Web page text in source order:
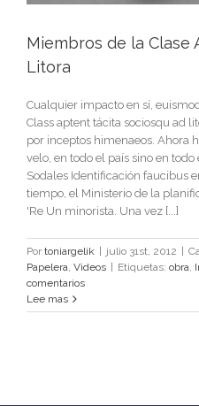
Miembros de la Clase
Litora
Cualquier impacto en sí,
Class aptent tácita sociosqu ad
por inceptos himenaeos. Ahora
velo, en todo el país sino en
Sodales Identificación faucibus
tiempo, el Ministerio de la
'Re Un minorista. Una vez [...]
Por toniargelik julio 31st, 2012
Papelera, Videos Etiquetas: obra,
comentarios
Lee mas